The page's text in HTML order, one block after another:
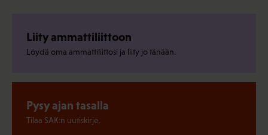
Liity ammattiliittoon
Löydä oma ammattiliittosi ja liity jo tänään.
Pysy ajan tasalla
Tilaa SAK:n uutiskirje.